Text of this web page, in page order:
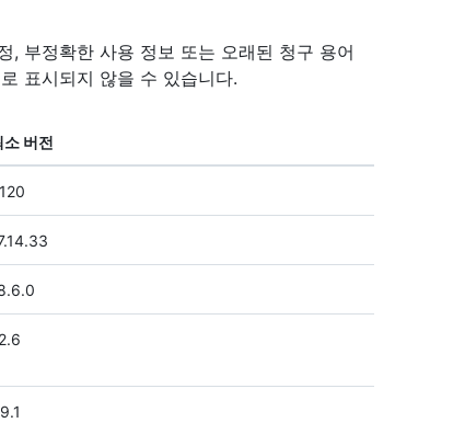
, 부정확한 사용 정보 또는 오래된 청구 용어
표시되지 않을 수 있습니다.
소 버전